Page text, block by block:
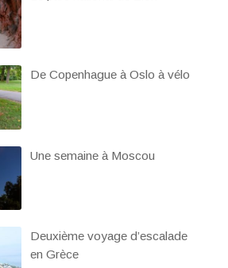
De Copenhague à Oslo à vélo
Une semaine à Moscou
Deuxième voyage d’escalade
en Grèce